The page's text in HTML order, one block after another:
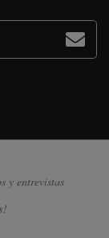
y entrevistas